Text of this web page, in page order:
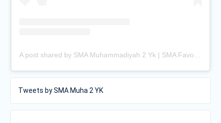
Tweets by SMA Muha 2 YK